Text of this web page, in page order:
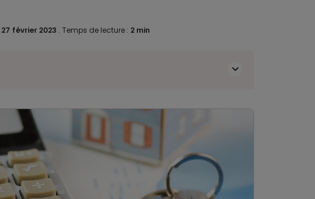
27 février 2023 . Temps de lecture : 2 min